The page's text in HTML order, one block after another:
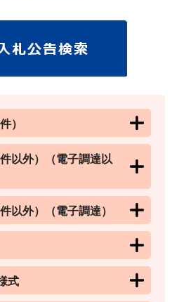
）
以外）（電子調達以
以外）（電子調達）
式